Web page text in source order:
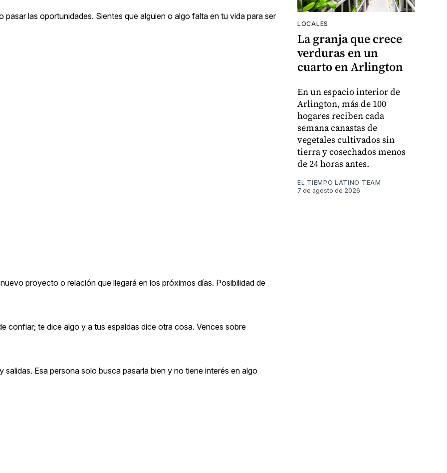
las oportunidades. Sientes que alguien o algo falta en tu vida para ser
proyecto o relación que llegará en los próximos días. Posibilidad de
confiar; te dice algo y a tus espaldas dice otra cosa. Vences sobre
Esa persona solo busca pasarla bien y no tiene interés en algo
LOCALES
La granja que crece
verduras en un
cuarto en Arlington
En un espacio interior de
Arlington, más de 100
hogares reciben cada
semana canastas de
vegetales cultivados sin
tierra y cosechados menos
de 24 horas antes.
EL TIEMPO LATINO TEAM
7 de agosto de 2026